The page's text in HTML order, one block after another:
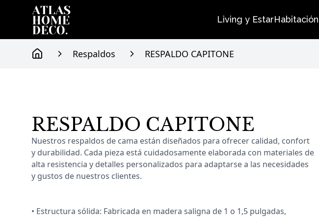
Living y EstarHabitación
Respaldos RESPALDO CAPITONE
Información del producto
RESPALDO CAPITONE
Nuestros respaldos de cama están diseñados para ofrecer calidad, confort
y durabilidad. Cada pieza está cuidadosamente elaborada con materiales de
alta resistencia y detalles personalizados para adaptarse a las necesidades
y gustos de nuestros clientes.
• Estructura sólida: Fabricada en madera saligna de 1 o 1,5 pulgadas,